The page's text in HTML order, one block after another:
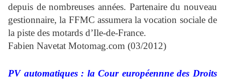
depuis de nombreuses années. Partenaire du nouveau
gestionnaire, la FFMC assumera la vocation sociale de
la piste des motards d’Ile-de-France.
Fabien Navetat Motomag.com (03/2012)
PV automatiques : la Cour européennne des Droits